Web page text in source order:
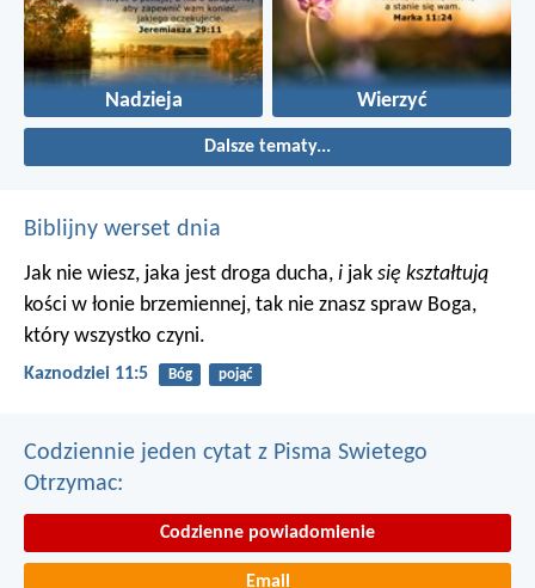
Nadzieja Wierzyć
Dalsze tematy...
Biblijny werset dnia
Jak nie wiesz, jaka jest droga ducha, i jak się kształtują
kości w łonie brzemiennej, tak nie znasz spraw Boga,
który wszystko czyni.
Kaznodziei 11:5 Bóg pojąć
Codziennie jeden cytat z Pisma Swietego
Otrzymac:
Codzienne powiadomienie
Email